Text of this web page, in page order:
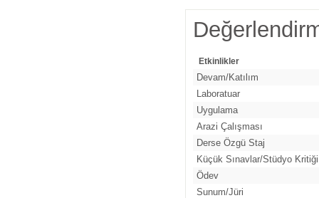
Etkinlikler
Devam/Katılım
Laboratuar
Uygulama
Arazi Çalışması
Derse Özgü Staj
Küçük Sınavlar/Stüdyo Kritiği
Ödev
Sunum/Jüri